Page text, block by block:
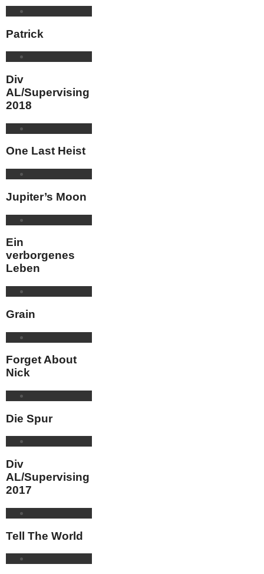
Patrick
Div
AL/Supervising
2018
One Last Heist
Jupiter’s Moon
Ein
verborgenes
Leben
Grain
Forget About
Nick
Die Spur
Div
AL/Supervising
2017
Tell The World